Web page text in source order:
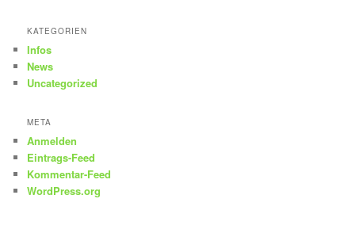
KATEGORIEN
Infos
News
Uncategorized
META
Anmelden
Eintrags-Feed
Kommentar-Feed
WordPress.org